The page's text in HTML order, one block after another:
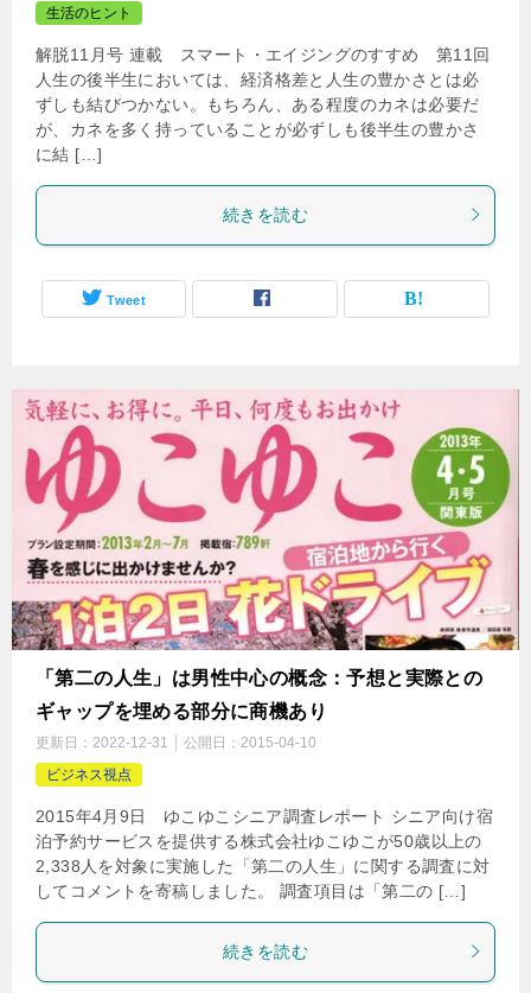
生活のヒント
解脱11月号 連載 スマート・エイジングのすすめ 第11回
人生の後半生においては、経済格差と人生の豊かさとは必
ずしも結びつかない。もちろん、ある程度のカネは必要だ
が、カネを多く持っていることが必ずしも後半生の豊かさ
に結 […]
続きを読む
Tweet
「第二の人生」は男性中心の概念：予想と実際との
ギャップを埋める部分に商機あり
更新日： 2022-12-31 公開日： 2015-04-10
ビジネス視点
2015年4月9日 ゆこゆこシニア調査レポート シニア向け宿
泊予約サービスを提供する株式会社ゆこゆこが50歳以上の
2,338人を対象に実施した「第二の人生」に関する調査に対
してコメントを寄稿しました。 調査項目は「第二の […]
続きを読む